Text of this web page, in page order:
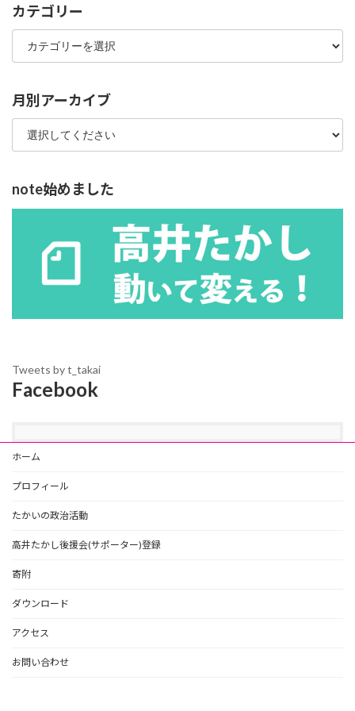
カテゴリー
カ
ゴ
ー
月別アーカイブ
note始めました
Tweets by t_takai
Facebook
ホーム
プロフィール
たかいの政治活動
高井たかし後援会(サポーター)登録
寄附
ダウンロード
アクセス
お問い合わせ